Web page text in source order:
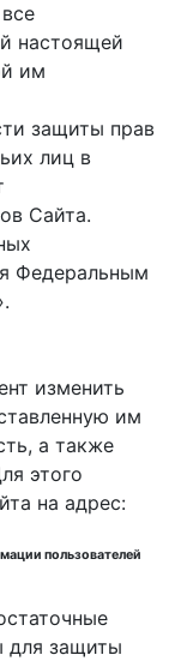
настоящей
им
защиты прав
лиц в
Сайта.
Федеральным
изменить
им
а также
этого
на адрес:
пользователей
для защиты